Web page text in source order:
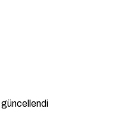
güncellendi